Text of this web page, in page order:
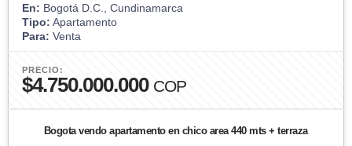
En: Bogotá D.C., Cundinamarca
Tipo: Apartamento
Para: Venta
PRECIO:
$4.750.000.000 COP
Bogota vendo apartamento en chico area 440 mts + terraza